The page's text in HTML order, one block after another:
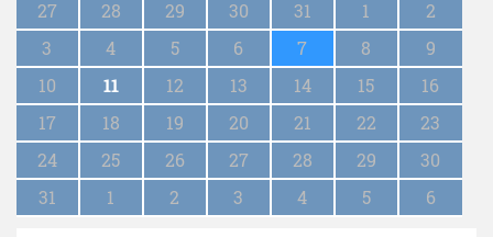
a
i
o
27
28 29 30 31 1
2
3
4 5 6 7 8
9
10
11 12 13 14 15
16
17
18 19 20 21 22
23
24
25 26 27 28 29
30
31
1 2 3 4 5 6